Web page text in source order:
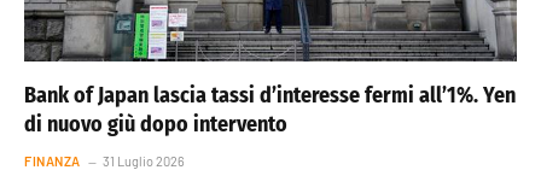
Bank of Japan lascia tassi d’interesse fermi all’1%. Yen
di nuovo giù dopo intervento
FINANZA 31 Luglio 2026